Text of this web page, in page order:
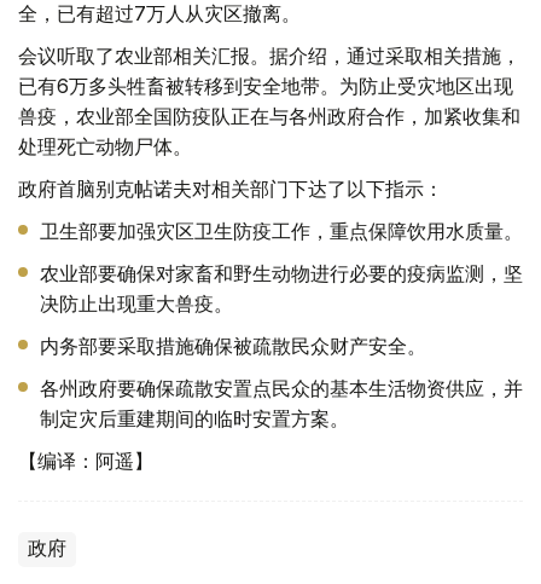
全，已有超过7万人从灾区撤离。
会议听取了农业部相关汇报。据介绍，通过采取相关措施，
已有6万多头牲畜被转移到安全地带。为防止受灾地区出现
兽疫，农业部全国防疫队正在与各州政府合作，加紧收集和
处理死亡动物尸体。
政府首脑别克帖诺夫对相关部门下达了以下指示：
卫生部要加强灾区卫生防疫工作，重点保障饮用水质量。
农业部要确保对家畜和野生动物进行必要的疫病监测，坚
决防止出现重大兽疫。
内务部要采取措施确保被疏散民众财产安全。
各州政府要确保疏散安置点民众的基本生活物资供应，并
制定灾后重建期间的临时安置方案。
【编译：阿遥】
政府